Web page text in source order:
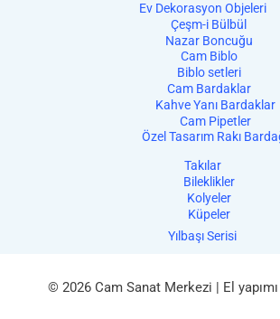
Ev Dekorasyon Objeleri
Çeşm-i Bülbül
Nazar Boncuğu
Cam Biblo
Biblo setleri
Cam Bardaklar
Kahve Yanı Bardaklar
Cam Pipetler
Özel Tasarım Rakı
Takılar
Bileklikler
Kolyeler
Küpeler
Yılbaşı Serisi
© 2026 Cam Sanat Merkezi | El